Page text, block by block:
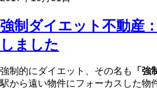
強制ダイエット不動産
しました
強制的にダイエット、その名も
「強
駅から遠い物件にフォーカスした物